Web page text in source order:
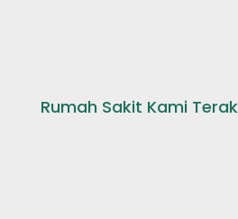
Rumah Sakit Kami